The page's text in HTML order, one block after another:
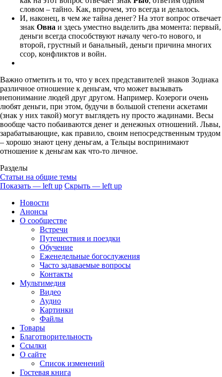
словом – тайно. Как, впрочем, это всегда и делалось.
И, наконец, в чем же тайна денег? На этот вопрос отвечает
знак Овна и здесь уместно выделить два момента: первый,
деньги всегда способствуют началу чего-то нового, и
второй, грустный и банальный, деньги причина многих
ссор, конфликтов и войн.
Важно отметить и то, что у всех представителей знаков Зодиака
различное отношение к деньгам, что может вызывать
непонимание людей друг другом. Например. Козероги очень
любят деньги, при этом, будучи в большой степени аскетами
(знак у них такой) могут выглядеть ну просто жадинами. Весы
вообще часто побаиваются денег и денежных отношений. Львы,
зарабатывающие, как правило, своим непосредственным трудом
– хорошо знают цену деньгам, а Тельцы воспринимают
отношение к деньгам как что-то личное.
Разделы
Cтатьи на общие темы
up
Показать — left up Скрыть — left up
Новости
Анонсы
О сообществе
Встречи
Путешествия и поездки
Обучение
Еженедельные богослужения
Часто задаваемые вопросы
Контакты
Мультимедия
Видео
Аудио
Картинки
Файлы
Товары
Благотворительность
Ссылки
О сайте
Список изменений
Гостевая книга